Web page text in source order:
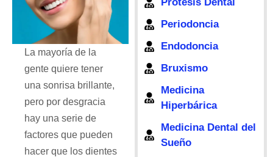
La mayoría de la
gente quiere tener
una sonrisa brillante,
pero por desgracia
hay una serie de
factores que pueden
hacer que los dientes
Protesis Dental
Periodoncia
Endodoncia
Bruxismo
Medicina
Hiperbárica
Medicina Dental del
Sueño